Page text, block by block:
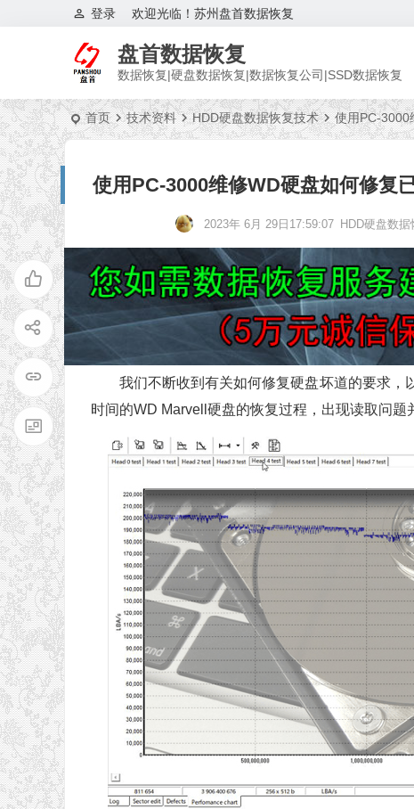
欢迎光临！苏州盘首数据恢复
登录
盘首数据恢复
数据恢复|硬盘数据恢复|数据恢复公司|SSD数据恢复
首页 技术资料 HDD硬盘数据恢复技术 使用PC-3000
使用PC-3000维修WD硬盘如何修复
2023年 6月 29日17:59:07 HDD硬盘数据
我们不断收到有关如何修复硬盘坏道的要求
时间的WD Marvell硬盘的恢复过程，出现读取问题